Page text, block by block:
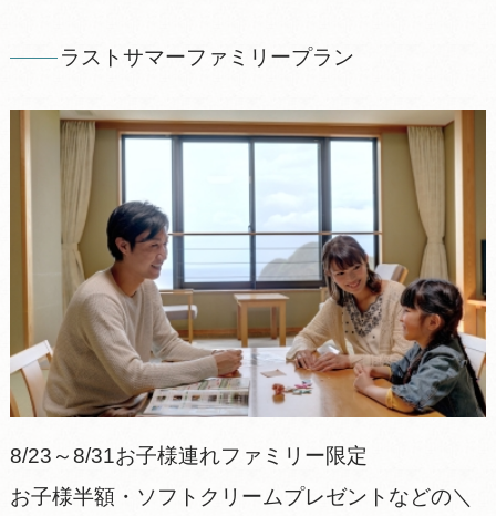
ラストサマーファミリープラン
8/23～8/31お子様連れファミリー限定
お子様半額・ソフトクリームプレゼントなどの＼